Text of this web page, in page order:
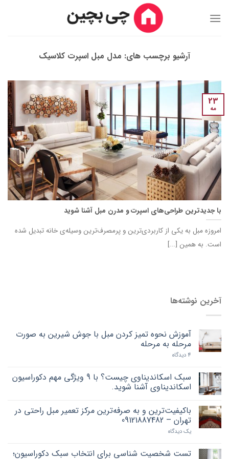
آرشیو برچسب های: مدل مبل اسپرت کلاسیک
با جدیدترین طراحی‌های‌ اسپرت و مدرن مبل آشنا شوید
امروزه مبل به یکی از کاربردی‌ترین و پرمصرف‌ترین وسیله‌ی خانه تبدیل شده
است. به همین [...]
23
مه
آخرین نوشته‌ها
آموزش نحوه تمیز کردن مبل با جوش شیرین به صورت
مرحله به مرحله
4 دیدگاه
سبک اسکاندیناوی چیست؟ با 9 ویژگی مهم دکوراسیون
اسکاندیناوی آشنا شوید.
باکیفیت‌ترین و به صرفه‌ترین مرکز تعمیر مبل راحتی در
تهران – 09121887482
یک دیدگاه
تست شخصیت شناسی برای انتخاب سبک دکوراسیون؛